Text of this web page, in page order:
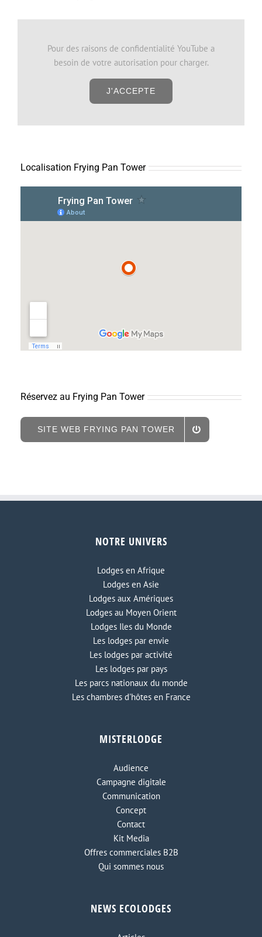
Pour des raisons de confidentialité YouTube a
besoin de votre autorisation pour charger.
J'ACCEPTE
Localisation Frying Pan Tower
Réservez au Frying Pan Tower
SITE WEB FRYING PAN TOWER
NOTRE UNIVERS
Lodges en Afrique
Lodges en Asie
Lodges aux Amériques
Lodges au Moyen Orient
Lodges Iles du Monde
Les lodges par envie
Les lodges par activité
Les lodges par pays
Les parcs nationaux du monde
Les chambres d'hôtes en France
MISTERLODGE
Audience
Campagne digitale
Communication
Concept
Contact
Kit Media
Offres commerciales B2B
Qui sommes nous
NEWS ECOLODGES